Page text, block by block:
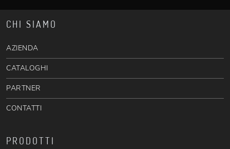
CHI SIAMO
AZIENDA
CATALOGHI
PARTNER
CONTATTI
PRODOTTI